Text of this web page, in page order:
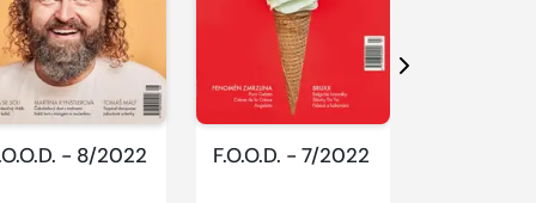
- 8/2022 F.O.O.D. - 7/2022
Další